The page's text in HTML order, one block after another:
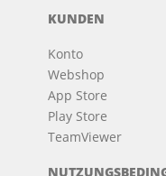
KUNDEN
Konto
Webshop
App Store
Play Store
TeamViewer